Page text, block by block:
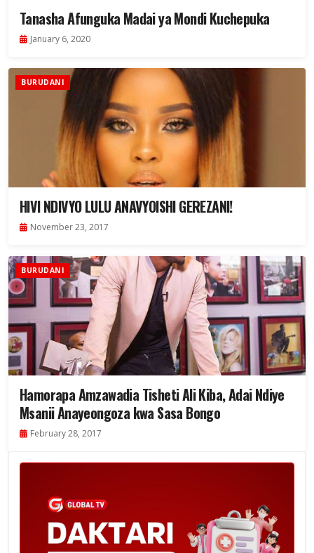
Tanasha Afunguka Madai ya Mondi Kuchepuka
January 6, 2020
BURUDANI
HIVI NDIVYO LULU ANAVYOISHI GEREZANI!
November 23, 2017
BURUDANI
Hamorapa Amzawadia Tisheti Ali Kiba, Adai Ndiye
Msanii Anayeongoza kwa Sasa Bongo
February 28, 2017